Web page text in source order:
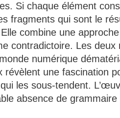
Si chaque élément
fragments qui sont le
combine une
contradictoire. Les
numérique
révèlent une fascination
les sous-tendent.
absence de grammaire